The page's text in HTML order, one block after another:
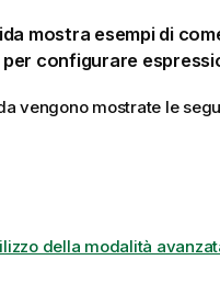
mostra esempi di
configurare
vengono mostrate le
della modalità